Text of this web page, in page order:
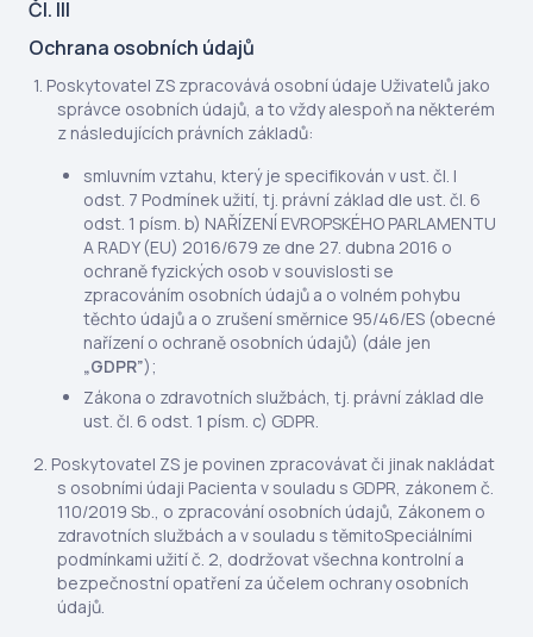
Čl. III
Ochrana osobních údajů
Poskytovatel ZS zpracovává osobní údaje Uživatelů jako
správce osobních údajů, a to vždy alespoň na některém
z následujících právních základů:
smluvním vztahu, který je specifikován v ust. čl. I
odst. 7 Podmínek užití, tj. právní základ dle ust. čl. 6
odst. 1 písm. b) NAŘÍZENÍ EVROPSKÉHO PARLAMENTU
A RADY (EU) 2016/679 ze dne 27. dubna 2016 o
ochraně fyzických osob v souvislosti se
zpracováním osobních údajů a o volném pohybu
těchto údajů a o zrušení směrnice 95/46/ES (obecné
nařízení o ochraně osobních údajů) (dále jen
„GDPR”);
Zákona o zdravotních službách, tj. právní základ dle
ust. čl. 6 odst. 1 písm. c) GDPR.
Poskytovatel ZS je povinen zpracovávat či jinak nakládat
s osobními údaji Pacienta v souladu s GDPR, zákonem č.
110/2019 Sb., o zpracování osobních údajů, Zákonem o
zdravotních službách a v souladu s těmitoSpeciálními
podmínkami užití č. 2, dodržovat všechna kontrolní a
bezpečnostní opatření za účelem ochrany osobních
údajů.